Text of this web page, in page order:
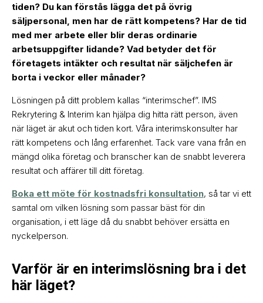
tiden? Du kan förstås lägga det på övrig
säljpersonal, men har de rätt kompetens? Har de tid
med mer arbete eller blir deras ordinarie
arbetsuppgifter lidande? Vad betyder det för
företagets intäkter och resultat när säljchefen är
borta i veckor eller månader?
Lösningen på ditt problem kallas “interimschef”. IMS
Rekrytering & Interim kan hjälpa dig hitta rätt person, även
när läget är akut och tiden kort. Våra interimskonsulter har
rätt kompetens och lång erfarenhet. Tack vare vana från en
mängd olika företag och branscher kan de snabbt leverera
resultat och affärer till ditt företag.
Boka ett möte för kostnadsfri konsultation, så tar vi ett
samtal om vilken lösning som passar bäst för din
organisation, i ett läge då du snabbt behöver ersätta en
nyckelperson.
Varför är en interimslösning bra i det
här läget?